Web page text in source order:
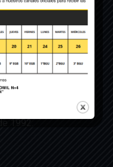
Calderón” fue
de la Orden General
del año 1992 y
mediante
1992.